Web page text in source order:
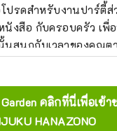
ปรดสำหรับงานปาร์ตี้
งสือ กับครอบครัว เพื่
สนุกกับเวลาของคุณต
คลิกที่นี่เพื่อเข้า
HANAZONO